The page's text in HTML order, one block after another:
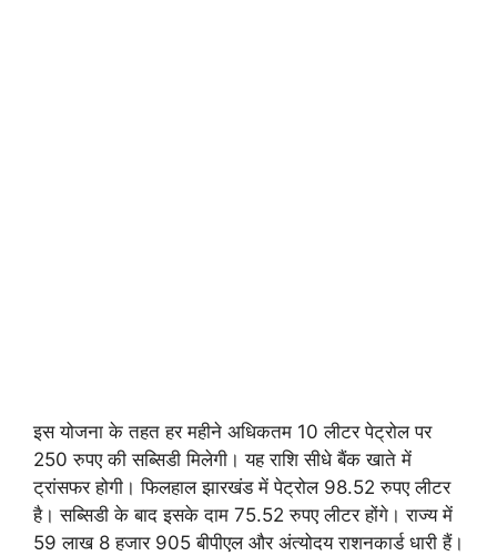
इस योजना के तहत हर महीने अधिकतम 10 लीटर पेट्रोल पर
250 रुपए की सब्सिडी मिलेगी। यह राशि सीधे बैंक खाते में
ट्रांसफर होगी। फिलहाल झारखंड में पेट्रोल 98.52 रुपए लीटर
है। सब्सिडी के बाद इसके दाम 75.52 रुपए लीटर होंगे। राज्य में
59 लाख 8 हजार 905 बीपीएल और अंत्योदय राशनकार्ड धारी हैं।